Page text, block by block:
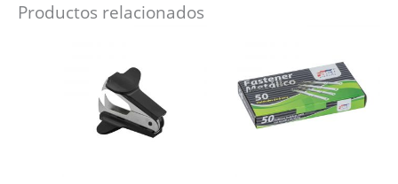
Productos relacionados